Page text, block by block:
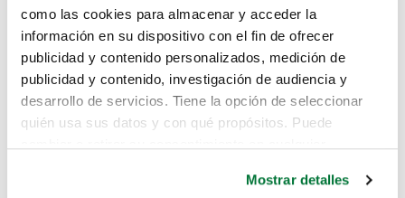
como las cookies para almacenar y acceder la
información en su dispositivo con el fin de ofrecer
publicidad y contenido personalizados, medición de
publicidad y contenido, investigación de audiencia y
desarrollo de servicios. Tiene la opción de seleccionar
quién usa sus datos y con qué propósitos. Puede
Mostrar detalles
Lo sentimos, no sabemos como
te hemos traido hasta aquí.
Pero puedes encontrar el coche que estás
buscando en alguno de estos enlaces: